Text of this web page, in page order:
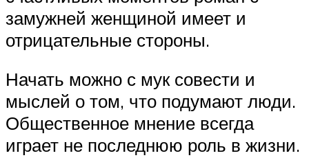
замужней женщиной имеет и
отрицательные стороны.
Начать можно с мук совести и
мыслей о том, что подумают люди.
Общественное мнение всегда
играет не последнюю роль в жизни.